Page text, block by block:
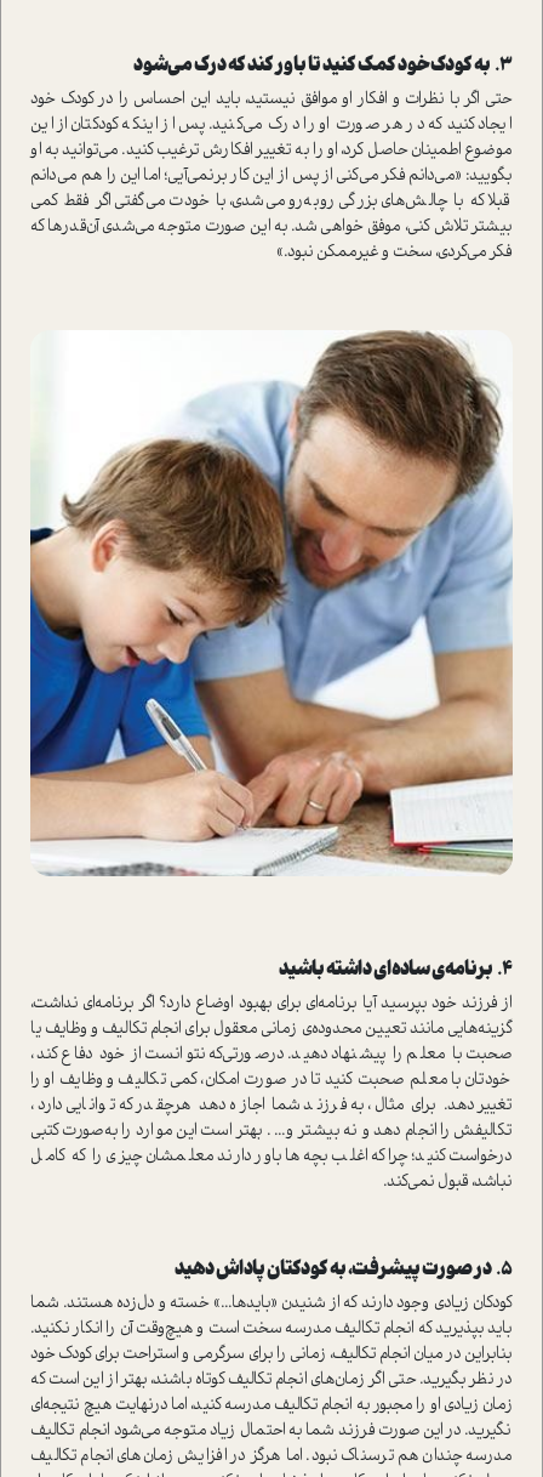
۳. به کودک خود کمک کنید تا باور کند که درک می‌شود
حتی اگر با نظرات و افکار او موافق نیستید، باید این احساس را در کودک خود
ایجاد کنید که در هر صورت او را درک می‌کنید. پس از اینکه کودکتان از این
موضوع اطمینان حاصل کرد، او را به تغییر افکارش ترغیب کنید. می‌توانید به او
بگویید: «می‌دانم فکر می‌کنی از پس از این کار برنمی‌آیی؛ اما این را هم می‌دانم
قبلا که با چالش‌های بزرگی روبه‌رو می‌شدی، با خودت می‌گفتی اگر فقط کمی
بیشتر تلاش کنی، موفق خواهی شد. به این صورت متوجه می‌شدی آن‌قدرها که
فکر می‌کردی، سخت و غیرممکن نبود.»
۴. برنامه‌ی ساده‌ای داشته باشید
از فرزند خود بپرسید آیا برنامه‌ای برای بهبود اوضاع دارد؟ اگر برنامه‌ای نداشت،
گزینه‌هایی مانند تعیین محدوده‌ی زمانی معقول برای انجام تکالیف و وظایف یا
صحبت با معلم را پیشنهاد دهید. درصورتی‌که نتوانست از خود دفاع کند،
خودتان با معلم صحبت کنید تا در صورت امکان، کمی تکالیف و وظایف او را
تغییر دهد. برای مثال، به فرزند شما اجازه دهد هرچقدر که توانایی دارد،
تکالیفش را انجام دهد و نه بیشتر و... . بهتر است این موارد را به‌صورت کتبی
درخواست کنید؛ چراکه اغلب بچه‌ها باور دارند معلمشان چیزی را که کامل
نباشد، قبول نمی‌کند.
۵. در صورت پیشرفت،‌ به کودکتان پاداش دهید
کودکان زیادی وجود دارند که از شنیدن «بایدها...» خسته و دل‌زده هستند. شما
باید بپذیرید که انجام تکالیف مدرسه سخت است و هیچ‌وقت آن را انکار نکنید.
بنابراین در میان انجام تکالیف، زمانی را برای سرگرمی و استراحت برای کودک خود
در نظر بگیرید. حتی اگر زمان‌های انجام تکالیف کوتاه باشند، بهتر از این است که
زمان زیادی او را مجبور به انجام تکالیف مدرسه کنید، اما درنهایت هیچ نتیجه‌ای
نگیرید. در این صورت فرزند شما به احتمال زیاد متوجه می‌شود انجام تکالیف
مدرسه چندان هم ترسناک نبود. اما هرگز در افزایش زمان‌های انجام تکالیف